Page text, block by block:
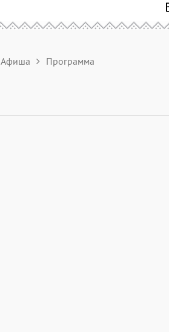
Афиша Программа